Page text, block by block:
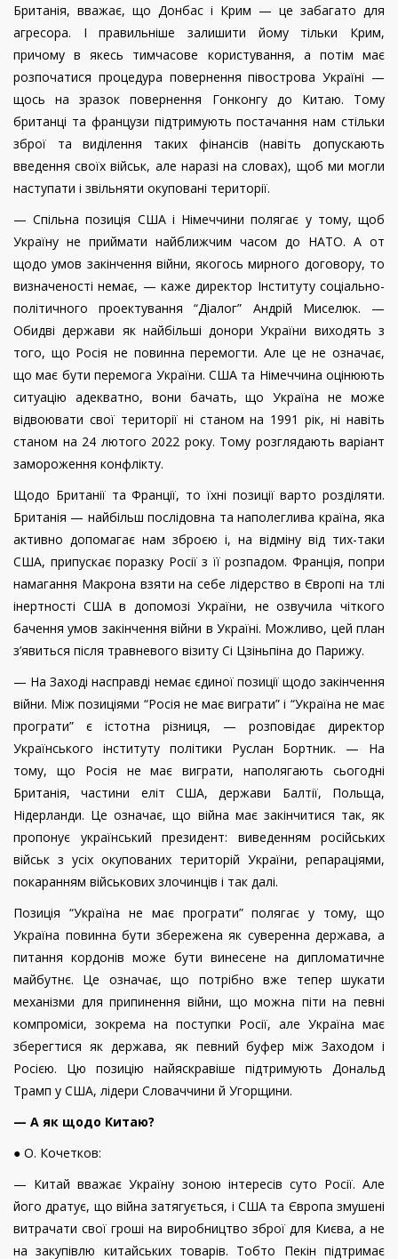
Британія, вважає, що Донбас і Крим — це забагато для
агресора. І правильніше залишити йому тільки Крим,
причому в якесь тимчасове користування, а потім має
розпочатися процедура повернення півострова Україні —
щось на зразок повернення Гонконгу до Китаю. Тому
британці та французи підтримують постачання нам стільки
зброї та виділення таких фінансів (навіть допускають
введення своїх військ, але наразі на словах), щоб ми могли
наступати і звільняти окуповані території.
— Спільна позиція США і Німеччини полягає у тому, щоб
Україну не приймати найближчим часом до НАТО. А от
щодо умов закінчення війни, якогось мирного договору, то
визначеності немає, — каже директор Інституту соціально-
політичного проектування “Діалог” Андрій Миселюк. —
Обидві держави як найбільші донори України виходять з
того, що Росія не повинна перемогти. Але це не означає,
що має бути перемога України. США та Німеччина оцінюють
ситуацію адекватно, вони бачать, що Україна не може
відвоювати свої території ні станом на 1991 рік, ні навіть
станом на 24 лютого 2022 року. Тому розглядають варіант
замороження конфлікту.
Щодо Британії та Франції, то їхні позиції варто розділяти.
Британія — найбільш послідовна та наполеглива країна, яка
активно допомагає нам зброєю і, на відміну від тих-таки
США, припускає поразку Росії з її розпадом. Франція, попри
намагання Макрона взяти на себе лідерство в Європі на тлі
інертності США в допомозі України, не озвучила чіткого
бачення умов закінчення війни в Україні. Можливо, цей план
з’явиться після травневого візиту Сі Цзіньпіна до Парижу.
— На Заході насправді немає єдиної позиції щодо закінчення
війни. Між позиціями “Росія не має виграти” і “Україна не має
програти” є істотна різниця, — розповідає директор
Українського інституту політики Руслан Бортник. — На
тому, що Росія не має виграти, наполягають сьогодні
Британія, частини еліт США, держави Балтії, Польща,
Нідерланди. Це означає, що війна має закінчитися так, як
пропонує український президент: виведенням російських
військ з усіх окупованих територій України, репараціями,
покаранням військових злочинців і так далі.
Позиція “Україна не має програти” полягає у тому, що
Україна повинна бути збережена як суверенна держава, а
питання кордонів може бути винесене на дипломатичне
майбутнє. Це означає, що потрібно вже тепер шукати
механізми для припинення війни, що можна піти на певні
компроміси, зокрема на поступки Росії, але Україна має
зберегтися як держава, як певний буфер між Заходом і
Росією. Цю позицію найяскравіше підтримують Дональд
Трамп у США, лідери Словаччини й Угорщини.
— А як щодо Китаю?
● О. Кочетков:
— Китай вважає Україну зоною інтересів суто Росії. Але
його дратує, що війна затягується, і США та Європа змушені
витрачати свої гроші на виробництво зброї для Києва, а не
на закупівлю китайських товарів. Тобто Пекін підтримає